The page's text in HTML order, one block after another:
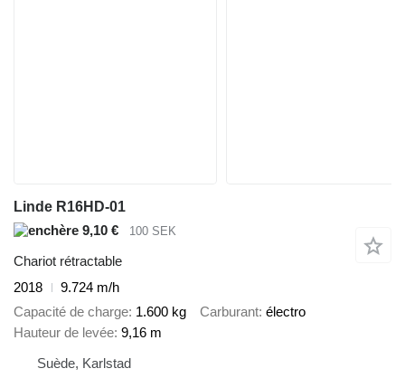
Linde R16HD-01
9,10 €
100 SEK
Chariot rétractable
2018
9.724 m/h
Capacité de charge 1.600 kg Carburant électro
Hauteur de levée 9,16 m
Suède, Karlstad